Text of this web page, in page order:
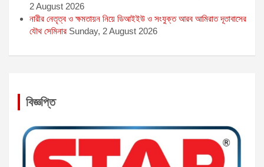
2 August 2026
নারীর নেতৃত্ব ও ক্ষমতায়ন নিয়ে ডিআইইউ ও সংযুক্ত আরব আমিরাত দূতাবাসের
যৌথ সেমিনার Sunday, 2 August 2026
বিজ্ঞপ্তি